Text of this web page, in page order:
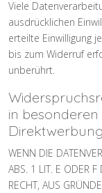
Viele
ausdrücklichen
erteilte Einwilligung
bis zum Widerruf
unberührt.
in
WENN DIE
ABS. 1 LIT. E ODER F
RECHT, AUS